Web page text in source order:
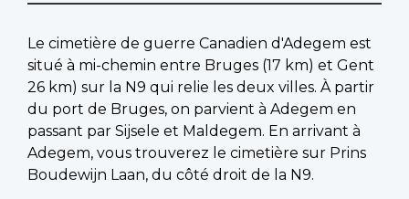
Le cimetière de guerre Canadien d'Adegem est
situé à mi-chemin entre Bruges (17 km) et Gent
26 km) sur la N9 qui relie les deux villes. À partir
du port de Bruges, on parvient à Adegem en
passant par Sijsele et Maldegem. En arrivant à
Adegem, vous trouverez le cimetière sur Prins
Boudewijn Laan, du côté droit de la N9.